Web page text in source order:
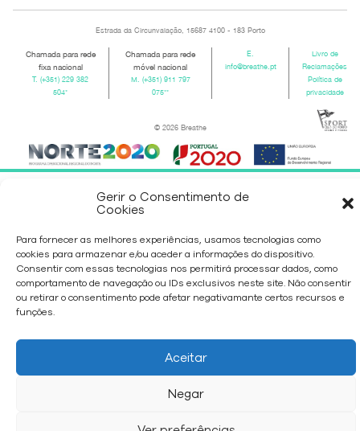
Gerir o Consentimento de
Cookies
Para fornecer as melhores experiências, usamos tecnologias como
cookies para armazenar e/ou aceder a informações do dispositivo.
Consentir com essas tecnologias nos permitirá processar dados, como
comportamento de navegação ou IDs exclusivos neste site. Não consentir
ou retirar o consentimento pode afetar negativamante certos recursos e
funções.
Aceitar
Negar
Estrada da Circunvalação, 15687 4100 - 183 Porto
Chamada para rede
fixa nacional
T.(+351) 229 382
504*
Chamada para rede
móvel nacional
M. (+351) 911 797
075**
E.
info@breathe.pt
Livro de
Reclamações
Política de
privacidade
© 2026 Breathe